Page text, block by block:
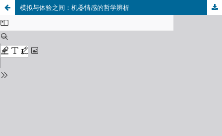
模拟与体验之间：机器情感的哲学辨析